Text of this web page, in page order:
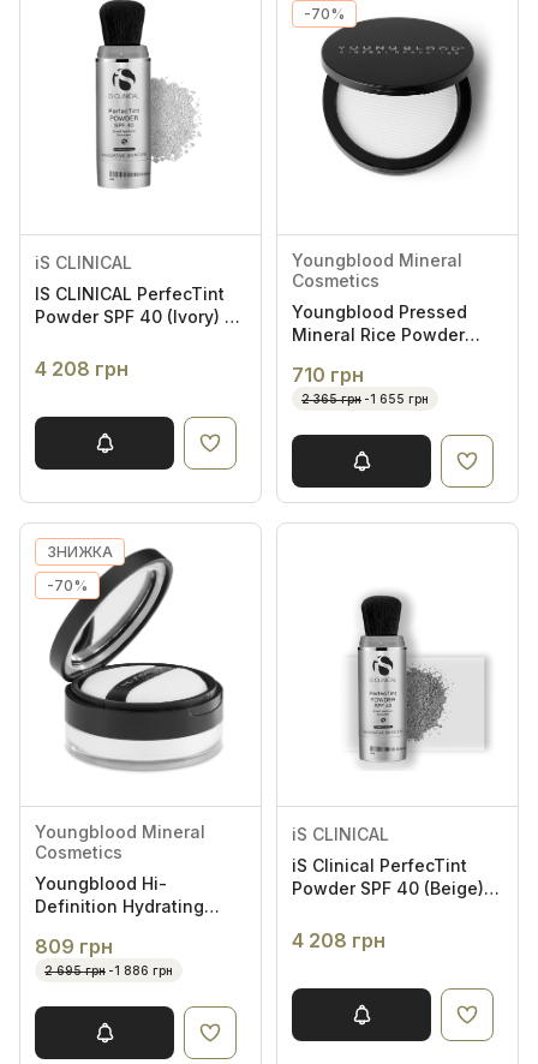
iS CLINICAL
IS CLINICAL PerfecTint
Powder SPF 40 (Ivory) -
ультрам'якою
щіточкою у відтінку
4 208 грн
-70%
Youngblood Mineral
Cosmetics
Youngblood Pressed
Mineral Rice Powder
мінеральна рисова
пудра
710 грн
2 365 грн -1 655 грн
ЗНИЖКА
-70%
Youngblood Mineral
Cosmetics
Youngblood Hi-
Definition Hydrating
Powder Translucent 10g
- Мінеральна пудра з
зволоження
809 грн
2 695 грн -1 886 грн
iS CLINICAL
iS Clinical PerfecTint
Powder SPF 40 (Beige) -
ультрам'якою
щіточкою у відтінку
4 208 грн